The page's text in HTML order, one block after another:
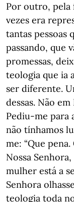
Por outro, pela
vezes era
tantas pessoas
passando, que
promessas,
teologia que ia
ser diferente.
dessas. Não
Pediu-me para
não tínhamos
me: “Que
Nossa
mulher está a
Senhora
teologia toda